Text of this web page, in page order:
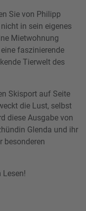
Sie von Philipp
in sein eigenes
Mietwohnung
faszinierende
Tierwelt des
Skisport auf Seite
die Lust, selbst
diese Ausgabe von
Glenda und ihr
besonderen
Lesen!